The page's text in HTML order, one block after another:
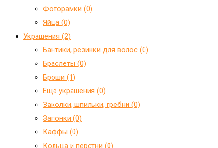
Фоторамки (0)
Яйца (0)
Украшения (2)
Бантики, резинки для волос (0)
Браслеты (0)
Броши (1)
Ещё украшения (0)
Заколки, шпильки, гребни (0)
Запонки (0)
Каффы (0)
Кольца и перстни (0)